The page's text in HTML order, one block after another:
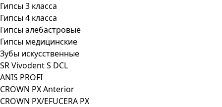
Гипсы 3 класса
Гипсы 4 класса
Гипсы алебастровые
Гипсы медицинские
Зубы искусственные
SR Vivodent S DCL
ANIS PROFI
CROWN PX Anterior
CROWN PX/EFUCERA PX